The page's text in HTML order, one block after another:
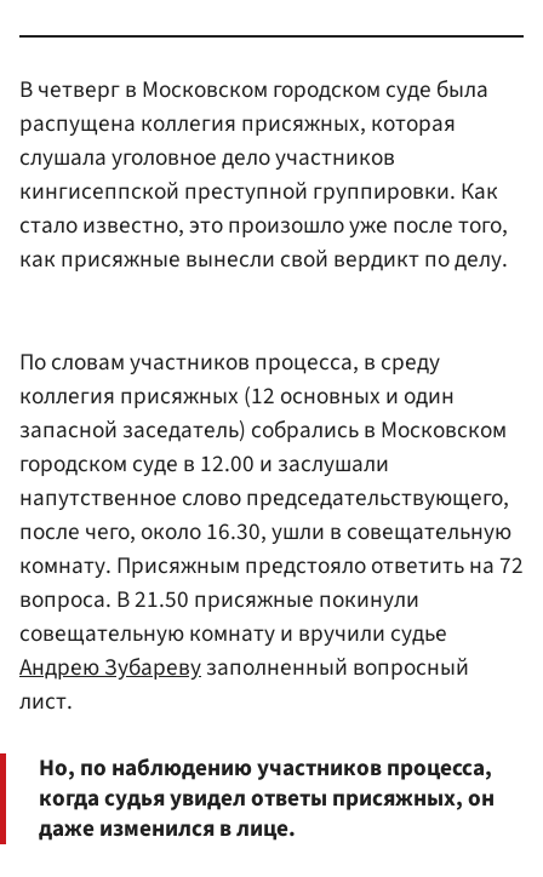
В четверг в Московском городском суде была
распущена коллегия присяжных, которая
слушала уголовное дело участников
кингисеппской преступной группировки. Как
стало известно, это произошло уже после того,
как присяжные вынесли свой вердикт по делу.
По словам участников процесса, в среду
коллегия присяжных (12 основных и один
запасной заседатель) собрались в Московском
городском суде в 12.00 и заслушали
напутственное слово председательствующего,
после чего, около 16.30, ушли в совещательную
комнату. Присяжным предстояло ответить на 72
вопроса. В 21.50 присяжные покинули
совещательную комнату и вручили судье
Андрею Зубаревузаполненный вопросный
лист.
Но, по наблюдению участников процесса,
когда судья увидел ответы присяжных, он
даже изменился в лице.